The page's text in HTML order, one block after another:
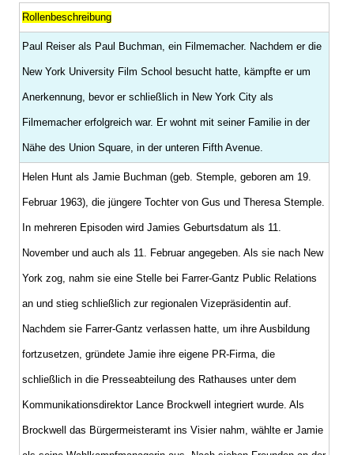
Rollenbeschreibung
Paul Reiser als Paul Buchman, ein Filmemacher. Nachdem er die
New York University Film School besucht hatte, kämpfte er um
Anerkennung, bevor er schließlich in New York City als
Filmemacher erfolgreich war. Er wohnt mit seiner Familie in der
Nähe des Union Square, in der unteren Fifth Avenue.
Helen Hunt als Jamie Buchman (geb. Stemple, geboren am 19.
Februar 1963), die jüngere Tochter von Gus und Theresa Stemple.
In mehreren Episoden wird Jamies Geburtsdatum als 11.
November und auch als 11. Februar angegeben. Als sie nach New
York zog, nahm sie eine Stelle bei Farrer-Gantz Public Relations
an und stieg schließlich zur regionalen Vizepräsidentin auf.
Nachdem sie Farrer-Gantz verlassen hatte, um ihre Ausbildung
fortzusetzen, gründete Jamie ihre eigene PR-Firma, die
schließlich in die Presseabteilung des Rathauses unter dem
Kommunikationsdirektor Lance Brockwell integriert wurde. Als
Brockwell das Bürgermeisteramt ins Visier nahm, wählte er Jamie